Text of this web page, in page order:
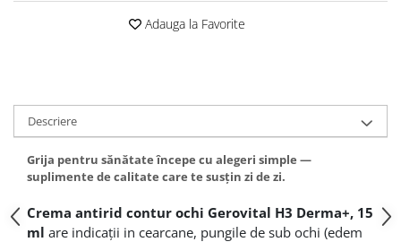
Adauga la Favorite
Descriere
Grija pentru sănătate începe cu alegeri simple —
suplimente de calitate care te susțin zi de zi.
Crema antirid contur ochi Gerovital H3 Derma+, 15
ml are indicații in cearcane, pungile de sub ochi (edem